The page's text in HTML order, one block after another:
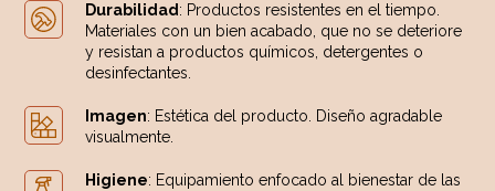
Durabilidad : Productos resistentes en el tiempo.
Materiales con un bien acabado, que no se deteriore
y resistan a productos químicos, detergentes o
desinfectantes.
Imagen: Estética del producto. Diseño agradable
visualmente.
Higiene: Equipamiento enfocado al bienestar de las